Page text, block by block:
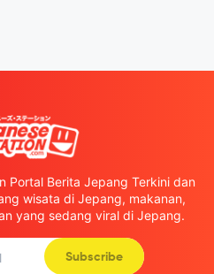
Portal Berita Jepang Terkini dan
wisata di Jepang, makanan,
yang sedang viral di Jepang.
Subscribe